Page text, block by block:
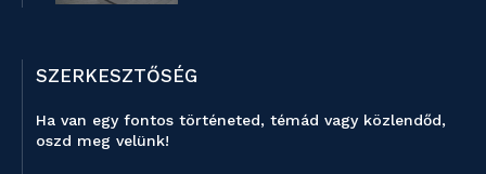
SZERKESZTŐSÉG
Ha van egy fontos történeted, témád vagy közlendőd,
oszd meg velünk!